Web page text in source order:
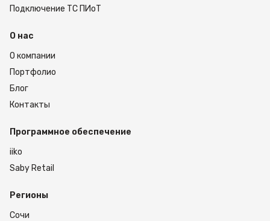
обратиться в службу поддержки MERTECH .
Подключение ТС ПИоТ
О нас
О компании
Портфолио
Блог
Контакты
Программное обеспечение
iiko
Saby Retail
Регионы
Сочи